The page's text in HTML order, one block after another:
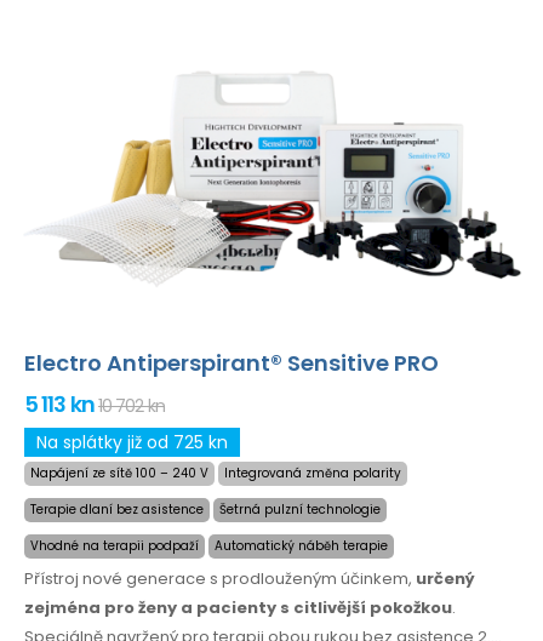
Electro Antiperspirant® Sensitive PRO
5 113 kn10 702 kn
Na splátky již od 725 kn
Napájení ze sítě 100 – 240 V
Integrovaná změna polarity
Terapie dlaní bez asistence
Šetrná pulzní technologie
Vhodné na terapii podpaží
Automatický náběh terapie
Přístroj nové generace s prodlouženým účinkem, určený
zejména pro ženy a pacienty s citlivější pokožkou.